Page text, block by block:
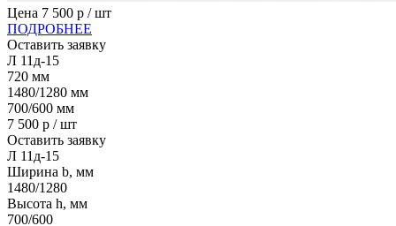
Цена 7 500 р / шт
ПОДРОБНЕЕ
Оставить заявку
Л 11д-15
720 мм
1480/1280 мм
700/600 мм
7 500 р / шт
Оставить заявку
Л 11д-15
Ширина b, мм
1480/1280
Высота h, мм
700/600